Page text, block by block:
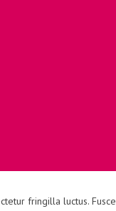
fringilla luctus.